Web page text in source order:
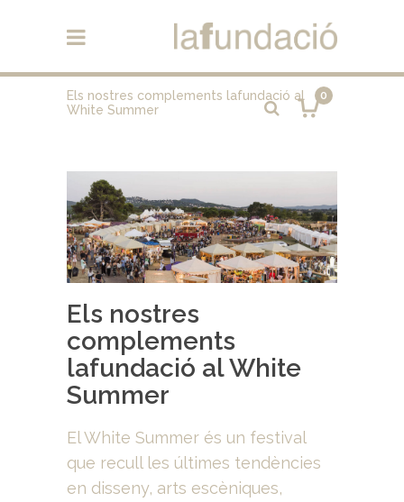
0
Els nostres complements lafundació al
White Summer
Els nostres
complements
lafundació al White
Summer
El White Summer és un festival
que recull les últimes tendències
en disseny, arts escèniques,